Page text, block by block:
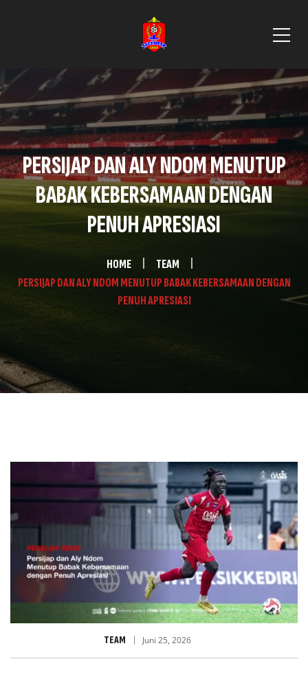
PERSIJAP DAN ALY NDOM MENUTUP
BABAK KEBERSAMAAN DENGAN
PENUH APRESIASI
HOME
TEAM
PERSIJAP DAN ALY NDOM MENUTUP BABAK KEBERSAMAAN DENGAN
PENUH APRESIASI
TEAM Juni 25, 2026